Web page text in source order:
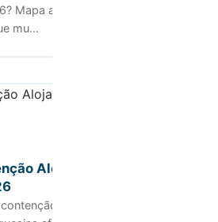
Mapa actualizado, o que cada
mu…
Alojamento Local no
de alojamento local no